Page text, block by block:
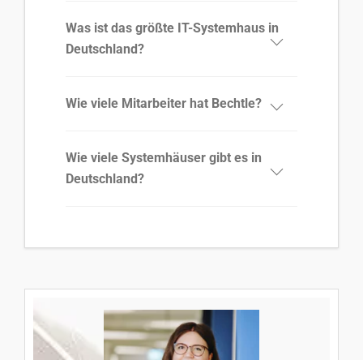
Was ist das größte IT-Systemhaus in
Deutschland?
Wie viele Mitarbeiter hat Bechtle?
Wie viele Systemhäuser gibt es in
Deutschland?